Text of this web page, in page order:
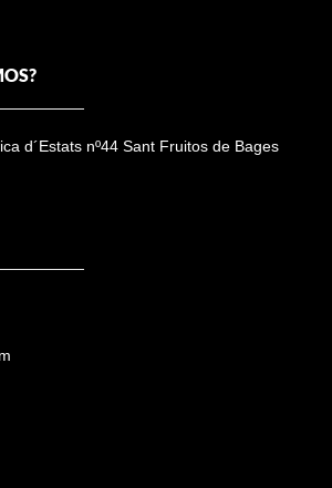
d´Estats nº44 Sant Fruitos de Bages